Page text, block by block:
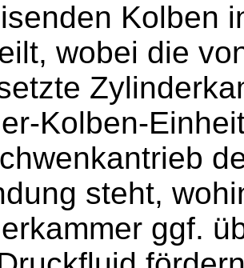
Kolben
wobei die
Kolben-
steht,
ggf.